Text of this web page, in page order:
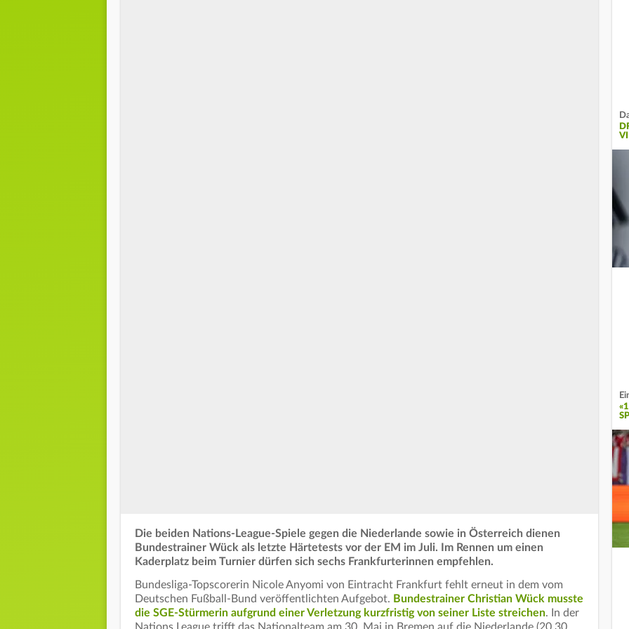
Die beiden Nations-League-Spiele gegen die Niederlande sowie in Österreich dienen
Bundestrainer Wück als letzte Härtetests vor der EM im Juli. Im Rennen um einen
Kaderplatz beim Turnier dürfen sich sechs Frankfurterinnen empfehlen.
Bundesliga-Topscorerin Nicole Anyomi von Eintracht Frankfurt fehlt erneut in dem vom
Deutschen Fußball-Bund veröffentlichten Aufgebot. Bundestrainer Christian Wück musste
die SGE-Stürmerin aufgrund einer Verletzung kurzfristig von seiner Liste streichen. In der
Nations League trifft das Nationalteam am 30. Mai in Bremen auf die Niederlande (20.30